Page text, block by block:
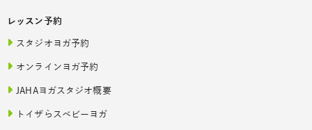
レッスン予約
スタジオヨガ予約
オンラインヨガ予約
JAHAヨガスタジオ概要
トイザらスベビーヨガ